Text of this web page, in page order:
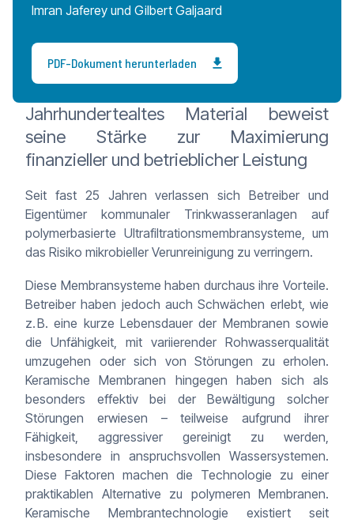
Imran Jaferey und Gilbert Galjaard
PDF-Dokument herunterladen
Jahrhundertealtes Material beweist
seine Stärke zur Maximierung
finanzieller und betrieblicher Leistung
Seit fast 25 Jahren verlassen sich Betreiber und
Eigentümer kommunaler Trinkwasseranlagen auf
polymerbasierte Ultrafiltrationsmembransysteme, um
das Risiko mikrobieller Verunreinigung zu verringern.
Diese Membransysteme haben durchaus ihre Vorteile.
Betreiber haben jedoch auch Schwächen erlebt, wie
z. B. eine kurze Lebensdauer der Membranen sowie
die Unfähigkeit, mit variierender Rohwasserqualität
umzugehen oder sich von Störungen zu erholen.
Keramische Membranen hingegen haben sich als
besonders effektiv bei der Bewältigung solcher
Störungen erwiesen – teilweise aufgrund ihrer
Fähigkeit, aggressiver gereinigt zu werden,
insbesondere in anspruchsvollen Wassersystemen.
Diese Faktoren machen die Technologie zu einer
praktikablen Alternative zu polymeren Membranen.
Keramische Membrantechnologie existiert seit